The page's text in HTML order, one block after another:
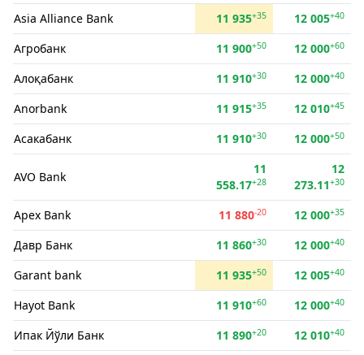
Asia Alliance Bank 11 935+35 12 005+40
Агробанк 11 900+50 12 000+60
Алоқабанк 11 910+30 12 000+40
Anorbank 11 915+35 12 010+45
Асакабанк 11 910+30 12 000+50
AVO Bank
11
558.17+28
12
273.11+30
Apex Bank 11 880-20 12 000+35
Давр Банк 11 860+30 12 000+40
Garant bank 11 935+50 12 005+40
Hayot Bank 11 910+60 12 000+40
Ипак Йўли Банк 11 890+20 12 010+40